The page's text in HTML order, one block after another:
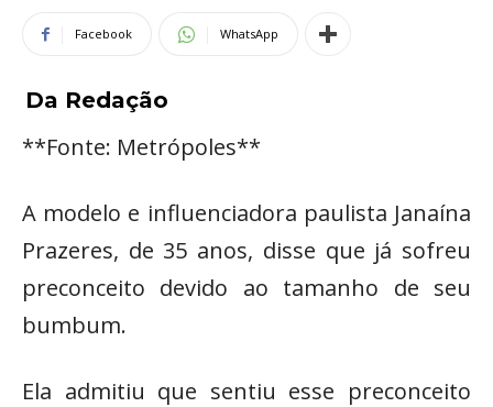
Facebook WhatsApp
Da Redação
**Fonte: Metrópoles**
A modelo e influenciadora paulista Janaína
Prazeres, de 35 anos, disse que já sofreu
preconceito devido ao tamanho de seu
bumbum.
Ela admitiu que sentiu esse preconceito